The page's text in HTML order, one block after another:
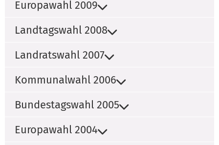
Europawahl 2009
Landtagswahl 2008
Landratswahl 2007
Kommunalwahl 2006
Bundestagswahl 2005
Europawahl 2004